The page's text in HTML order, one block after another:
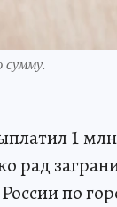
сумму.
1
рад
по